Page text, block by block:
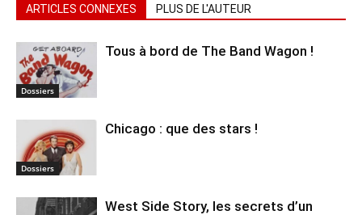
ARTICLES CONNEXES PLUS DE L'AUTEUR
Dossiers
Tous à bord de The Band Wagon !
Dossiers
Chicago : que des stars !
West Side Story, les secrets d’un